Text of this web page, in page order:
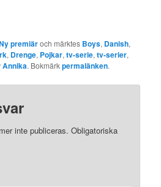
premiäroch märktes Boys, Danish,
, Drenge, Pojkar,tv-serie,tv-serier,
Annika. Bokmärkpermalänken.
inte publiceras. Obligatoriska